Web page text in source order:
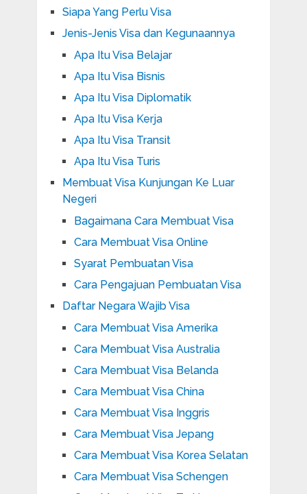
Siapa Yang Perlu Visa
Jenis-Jenis Visa dan Kegunaannya
Apa Itu Visa Belajar
Apa Itu Visa Bisnis
Apa Itu Visa Diplomatik
Apa Itu Visa Kerja
Apa Itu Visa Transit
Apa Itu Visa Turis
Membuat Visa Kunjungan Ke Luar
Negeri
Bagaimana Cara Membuat Visa
Cara Membuat Visa Online
Syarat Pembuatan Visa
Cara Pengajuan Pembuatan Visa
Daftar Negara Wajib Visa
Cara Membuat Visa Amerika
Cara Membuat Visa Australia
Cara Membuat Visa Belanda
Cara Membuat Visa China
Cara Membuat Visa Inggris
Cara Membuat Visa Jepang
Cara Membuat Visa Korea Selatan
Cara Membuat Visa Schengen